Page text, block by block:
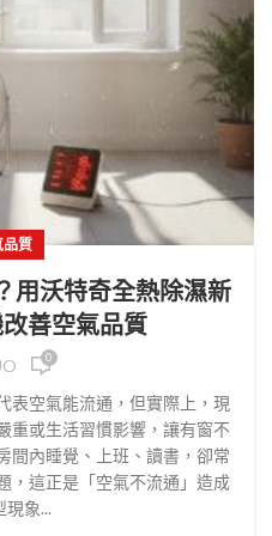
品質
用沃特奇全熱除濕新
善空氣品質
0
表空氣能流通，但實際上，現
重或生活習慣影響，讓有窗不
間內睡覺、上班、讀書，卻常
，這正是「空氣不流通」造成
現象...